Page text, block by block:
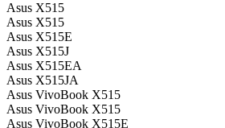
Asus X515
Asus X515
Asus X515E
Asus X515J
Asus X515EA
Asus X515JA
Asus VivoBook X515
Asus VivoBook X515
Asus VivoBook X515E